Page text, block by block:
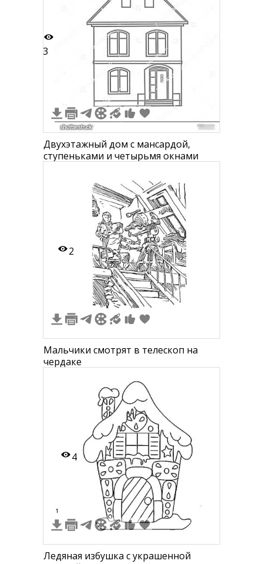
3
Двухэтажный дом с мансардой,
ступеньками и четырьмя окнами
2
Мальчики смотрят в телескоп на
чердаке
4
1
Ледяная избушка с украшенной